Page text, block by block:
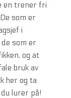
en trener fri
som er
i
som er
og at
bruk av
her og ta
lurer på!